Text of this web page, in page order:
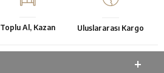
Toplu Al, Kazan Uluslararası Kargo